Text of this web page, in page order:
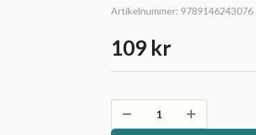
Artikelnummer: 9789146243076
109 kr